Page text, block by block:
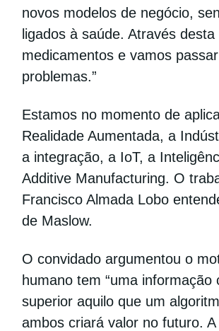
novos modelos de negócio,
ligados à saúde. Através
medicamentos e vamos
problemas.”
Estamos no momento de
Realidade Aumentada, a
a integração, a IoT, a
Additive Manufacturing. O
Francisco Almada Lobo
de Maslow.
O convidado argumentou o
humano tem “uma
superior aquilo que um
ambos criará valor no futuro.